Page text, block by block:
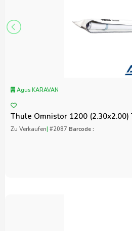
Agus KARAVAN
Thule Omnistor 1200 (2.30x2.00)
Zu Verkaufen| #2087 Barcode :